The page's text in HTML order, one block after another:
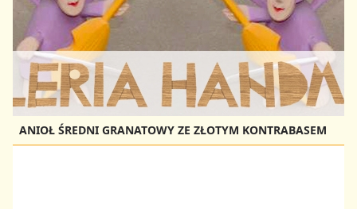
ANIOŁ ŚREDNI GRANATOWY ZE ZŁOTYM KONTRABASEM